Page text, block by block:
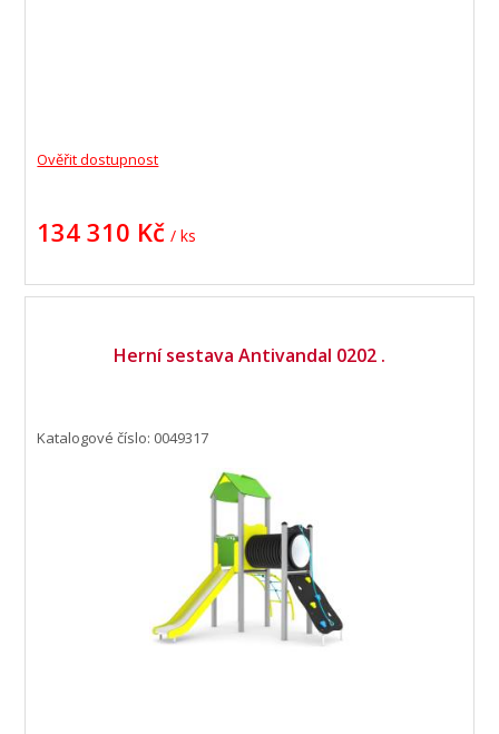
Ověřit dostupnost
134 310 Kč / ks
Herní sestava Antivandal 0202 .
Katalogové číslo: 0049317